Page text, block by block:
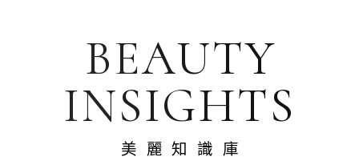
BEAUTY
INSIGHTS
美麗知識庫